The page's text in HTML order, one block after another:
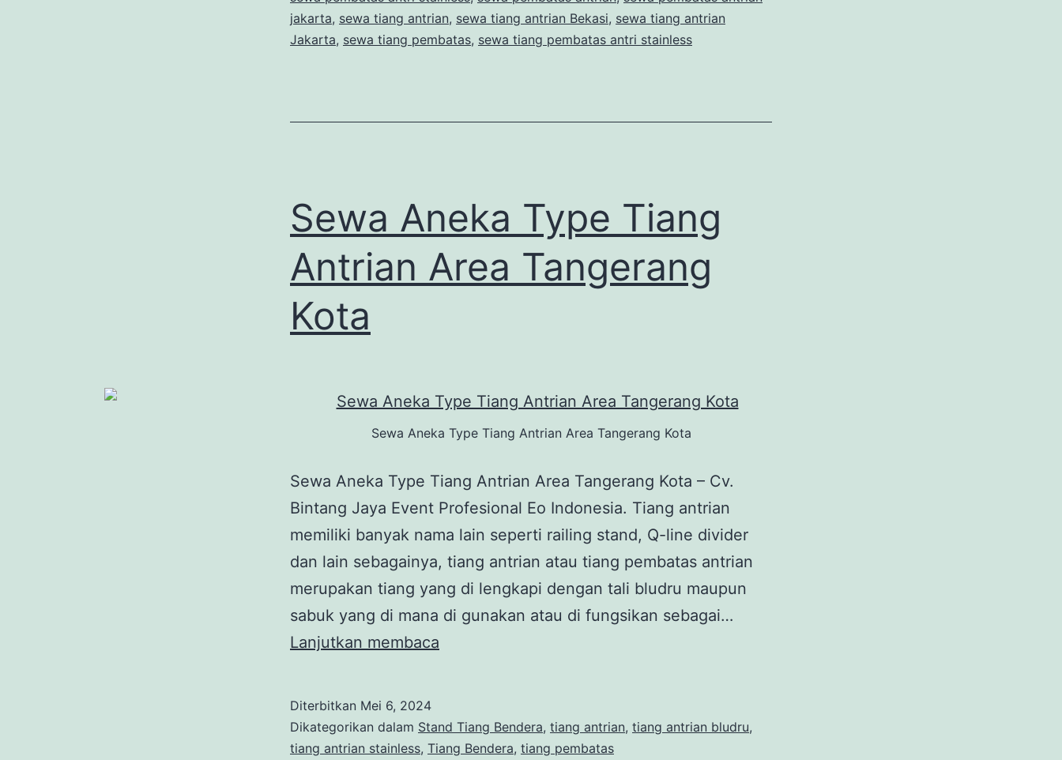
Pita
Merah
jakarta, sewa tiang antrian, sewa tiang antrian Bekasi, sewa tiang antrian
Jakarta, sewa tiang pembatas, sewa tiang pembatas antri stainless
Sewa Aneka Type Tiang
Antrian Area Tangerang
Kota
Sewa Aneka Type Tiang Antrian Area Tangerang Kota
Sewa Aneka Type Tiang Antrian Area Tangerang Kota – Cv.
Bintang Jaya Event Profesional Eo Indonesia. Tiang antrian
memiliki banyak nama lain seperti railing stand, Q-line divider
dan lain sebagainya, tiang antrian atau tiang pembatas antrian
merupakan tiang yang di lengkapi dengan tali bludru maupun
sabuk yang di mana di gunakan atau di fungsikan sebagai…
Lanjutkan membaca
Tiang
Antrian
Diterbitkan Mei 6, 2024
Dikategorikan dalam Stand Tiang Bendera, tiang antrian, tiang antrian bludru,
tiang antrian stainless, Tiang Bendera, tiang pembatas